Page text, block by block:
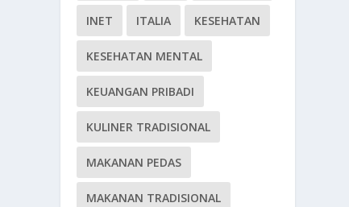
INET ITALIA KESEHATAN
KESEHATAN MENTAL
KEUANGAN PRIBADI
KULINER TRADISIONAL
MAKANAN PEDAS
MAKANAN TRADISIONAL